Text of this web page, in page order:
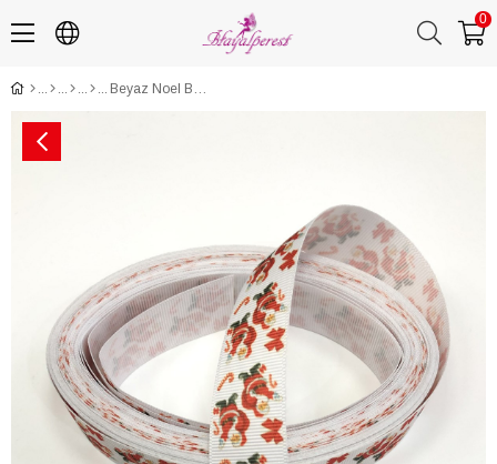
0
Beyaz Noel Baba Baskılı Grogren Yılbaşı Kurdelesi 2,5 CM